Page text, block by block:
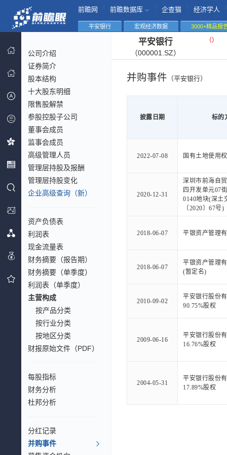
前瞻网 前瞻数据库 企查猫 经济学人
平安银行 宏观经济数据 3000+精品报
公司介绍
证券简介
股本结构
十大股东明细
限售股解禁
参股控股子公司
董事会成员
监事会成员
高级管理人员
管理层持股及报酬
管理层持股变化
企业高级查询（新）
资产负债表
利润表
现金流量表
财务摘要（报告期）
财务摘要（单季度）
利润表（单季度）
主营构成
按产品分类
按行业分类
按地区分类
财报原始文件（PDF）
每股指标
财务分析
杜邦分析
分红记录
并购事件
平安银行
（000001.SZ）
（）
并购事件 （平安银行）
披露日期 标的
2022-07-08 国有土地使用权
2020-12-31
深圳市前海自
四开发单元07
0140地块(深土
〔2020〕67号)
2018-06-07 平银资产管理
2018-06-07
平银资产管理
(暂定名)
2010-09-02
平安银行股份
90.75%股权
2009-06-16
平安银行股份
16.76%股权
2004-05-31
平安银行股份
17.89%股权